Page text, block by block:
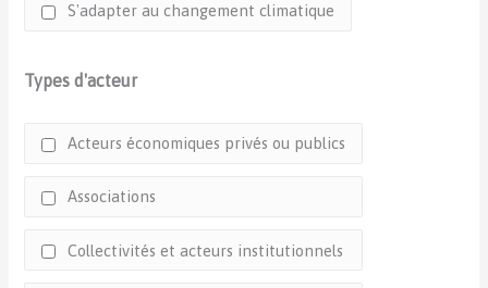
S'adapter au changement climatique
Types d'acteur
Acteurs économiques privés ou publics
Associations
Collectivités et acteurs institutionnels